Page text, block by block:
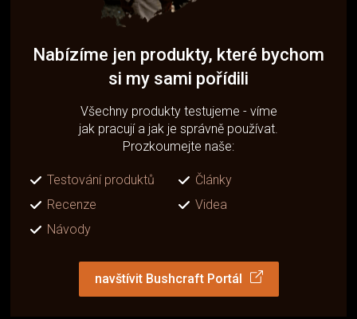
Nabízíme jen produkty, které bychom
si my sami pořídili
Všechny produkty testujeme - víme
jak pracují a jak je správně používat.
Prozkoumejte naše:
Testování produktů
Články
Recenze
Videa
Návody
navštívit Bushcraft Portál